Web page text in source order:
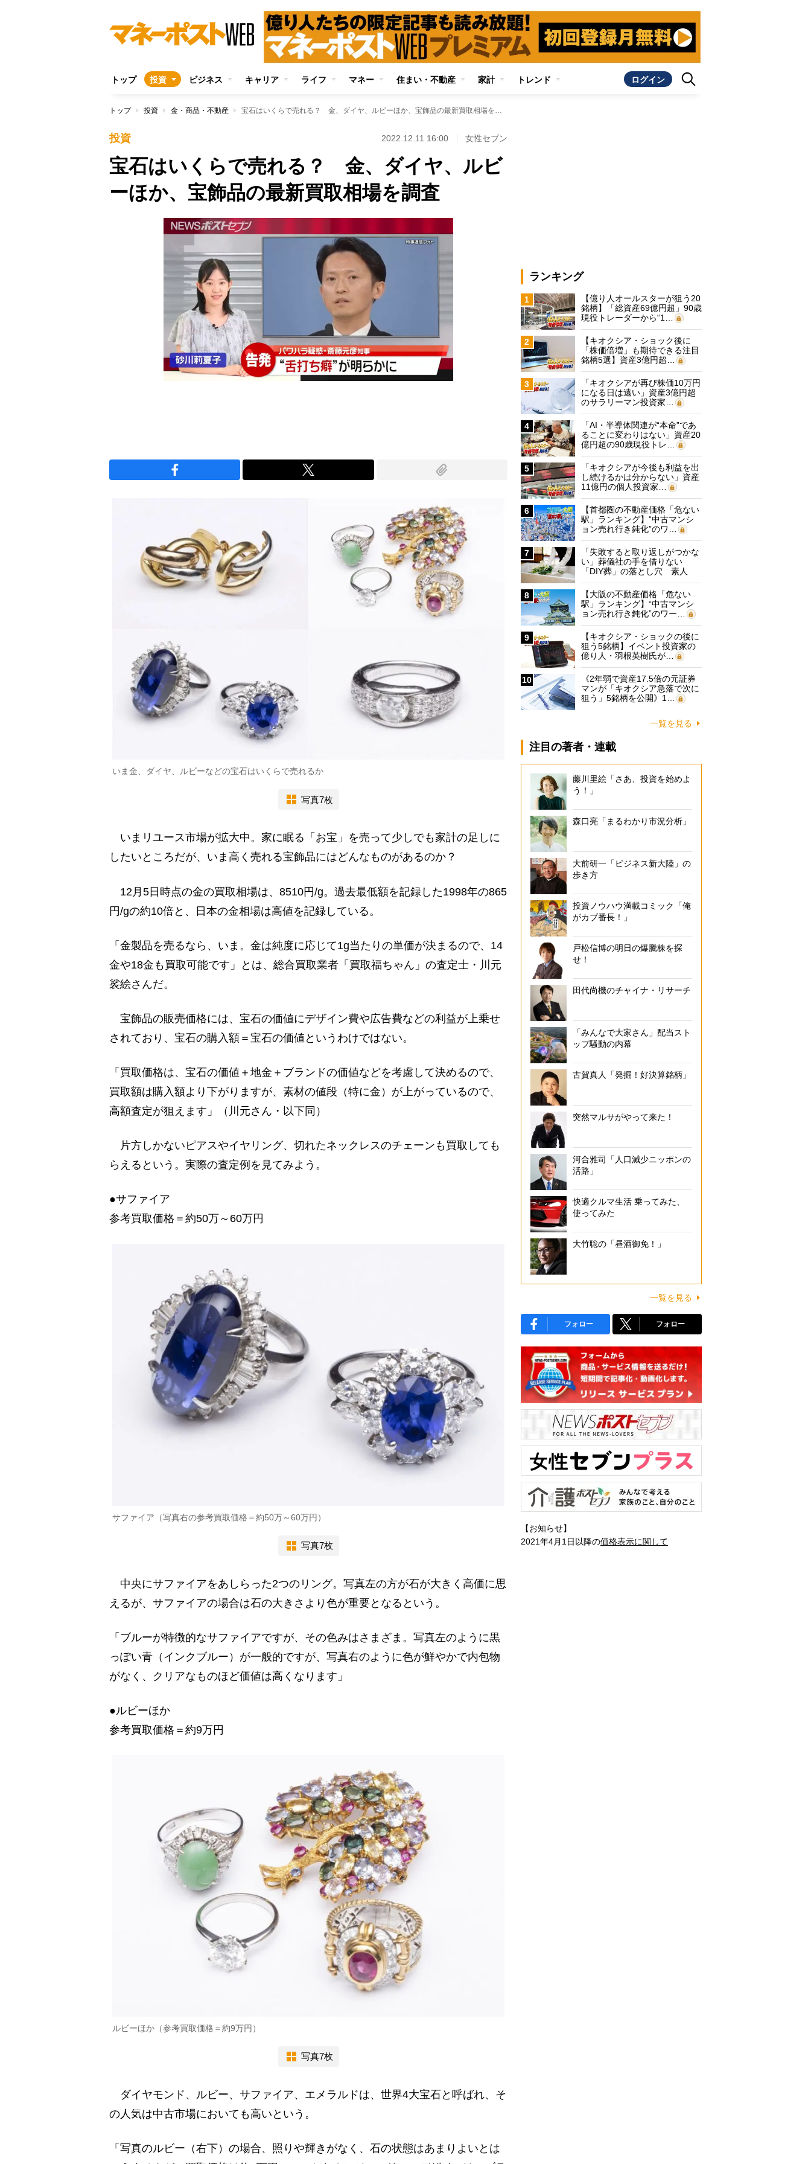
トップ 投資 ビジネス キャリア ライフ マネー 住まい・不動産 家計 トレンド ログイン
トップ 投資 金・商品・不動産 宝石はいくらで売れる？ 金、ダイヤ、ルビーほか、宝飾品の最新買取相場を調査
投資 2022.12.11 16:00 女性セブン
宝石はいくらで売れる？ 金、ダイヤ、ルビ
ーほか、宝飾品の最新買取相場を調査
いま金、ダイヤ、ルビーなどの宝石はいくらで売れるか
写真7枚
いまリユース市場が拡大中。家に眠る「お宝」を売って少しでも家計の足しに
したいところだが、いま高く売れる宝飾品にはどんなものがあるのか？
12月5日時点の金の買取相場は、8510円/g。過去最低額を記録した1998年の865
円/gの約10倍と、日本の金相場は高値を記録している。
「金製品を売るなら、いま。金は純度に応じて1g当たりの単価が決まるので、14
金や18金も買取可能です」とは、総合買取業者「買取福ちゃん」の査定士・川元
裟絵さんだ。
宝飾品の販売価格には、宝石の価値にデザイン費や広告費などの利益が上乗せ
されており、宝石の購入額＝宝石の価値というわけではない。
「買取価格は、宝石の価値＋地金＋ブランドの価値などを考慮して決めるので、
買取額は購入額より下がりますが、素材の値段（特に金）が上がっているので、
高額査定が狙えます」（川元さん・以下同）
片方しかないピアスやイヤリング、切れたネックレスのチェーンも買取しても
らえるという。実際の査定例を見てみよう。
●サファイア
参考買取価格＝約50万～60万円
サファイア（写真右の参考買取価格＝約50万～60万円）
写真7枚
中央にサファイアをあしらった2つのリング。写真左の方が石が大きく高価に思
えるが、サファイアの場合は石の大きさより色が重要となるという。
「ブルーが特徴的なサファイアですが、その色みはさまざま。写真左のように黒
っぽい青（インクブルー）が一般的ですが、写真右のように色が鮮やかで内包物
がなく、クリアなものほど価値は高くなります」
●ルビーほか
参考買取価格＝約9万円
ルビーほか（参考買取価格＝約9万円）
写真7枚
ダイヤモンド、ルビー、サファイア、エメラルドは、世界4大宝石と呼ばれ、そ
の人気は中古市場においても高いという。
「写真のルビー（右下）の場合、照りや輝きがなく、石の状態はあまりよいとは
ランキング
1
【億り人オールスターが狙う20
銘柄】「総資産69億円超」90歳
現役トレーダーから“1…
2
【キオクシア・ショック後に
「株価倍増」も期待できる注目
銘柄5選】資産3億円超…
3
「キオクシアが再び株価10万円
になる日は遠い」資産3億円超
のサラリーマン投資家…
4
「AI・半導体関連が“本命”であ
ることに変わりはない」資産20
億円超の90歳現役トレ…
5
「キオクシアが今後も利益を出
し続けるかは分からない」資産
11億円の個人投資家…
6
【首都圏の不動産価格「危ない
駅」ランキング】“中古マンシ
ョン売れ行き鈍化”のワ…
7
「失敗すると取り返しがつかな
い」葬儀社の手を借りない
「DIY葬」の落とし穴 素人
に…
8
【大阪の不動産価格「危ない
駅」ランキング】“中古マンシ
ョン売れ行き鈍化”のワー…
9
【キオクシア・ショックの後に
狙う5銘柄】イベント投資家の
億り人・羽根英樹氏が…
10
《2年弱で資産17.5倍の元証券
マンが「キオクシア急落で次に
狙う」5銘柄を公開》1…
一覧を見る
注目の著者・連載
藤川里絵「さあ、投資を始めよ
う！」
森口亮「まるわかり市況分析」
大前研一「ビジネス新大陸」の
歩き方
投資ノウハウ満載コミック「俺
がカブ番長！」
戸松信博の明日の爆騰株を探
せ！
田代尚機のチャイナ・リサーチ
「みんなで大家さん」配当スト
ップ騒動の内幕
古賀真人「発掘！好決算銘柄」
突然マルサがやって来た！
河合雅司「人口減少ニッポンの
活路」
快適クルマ生活 乗ってみた、
使ってみた
大竹聡の「昼酒御免！」
一覧を見る
フォロー フォロー
【お知らせ】
2021年4月1日以降の価格表示に関して